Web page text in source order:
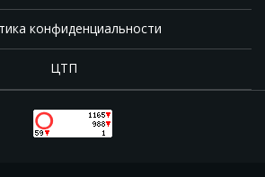
конфиденциальности
ЦТП